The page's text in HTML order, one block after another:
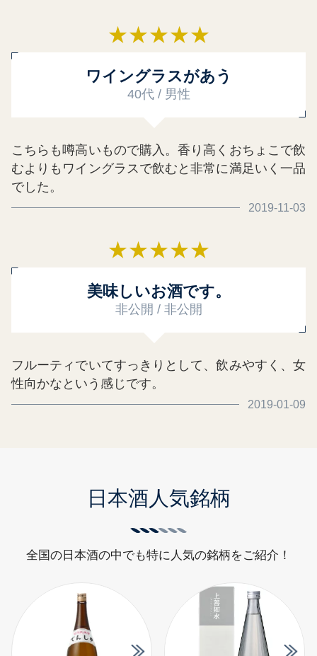
★★★★★
ワイングラスがあう
40代 / 男性
こちらも噂高いもので購入。香り高くおちょこで飲
むよりもワイングラスで飲むと非常に満足いく一品
でした。
2019-11-03
★★★★★
美味しいお酒です。
非公開 / 非公開
フルーティでいてすっきりとして、飲みやすく、女
性向かなという感じです。
2019-01-09
日本酒人気銘柄
全国の日本酒の中でも特に人気の銘柄をご紹介！